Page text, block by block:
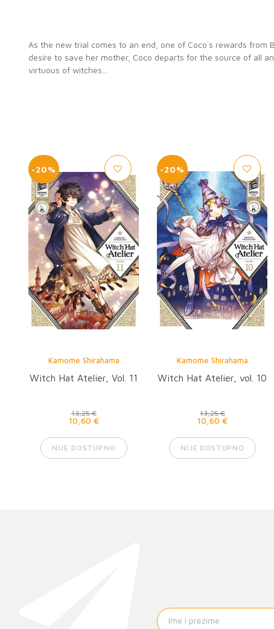
As the new trial comes to an end, one of Coco`s rewards
desire to save her mother, Coco departs for the source of all
virtuous of witches...
-20%
Kamome Shirahama
Witch Hat Atelier, Vol. 11
13,25 €
10,60 €
NIJE DOSTUPNO
-20%
Kamome Shirahama
Witch Hat Atelier, vol. 10
13,25 €
10,60 €
NIJE DOSTUPNO